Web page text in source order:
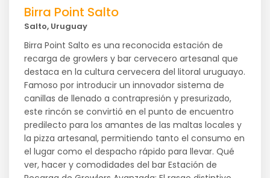
Birra Point Salto
Salto, Uruguay
Birra Point Salto es una reconocida estación de
recarga de growlers y bar cervecero artesanal que
destaca en la cultura cervecera del litoral uruguayo.
Famoso por introducir un innovador sistema de
canillas de llenado a contrapresión y presurizado,
este rincón se convirtió en el punto de encuentro
predilecto para los amantes de las maltas locales y
la pizza artesanal, permitiendo tanto el consumo en
el lugar como el despacho rápido para llevar. Qué
ver, hacer y comodidades del bar Estación de